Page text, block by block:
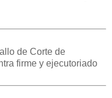
de Corte de
firme y ejecutoriado